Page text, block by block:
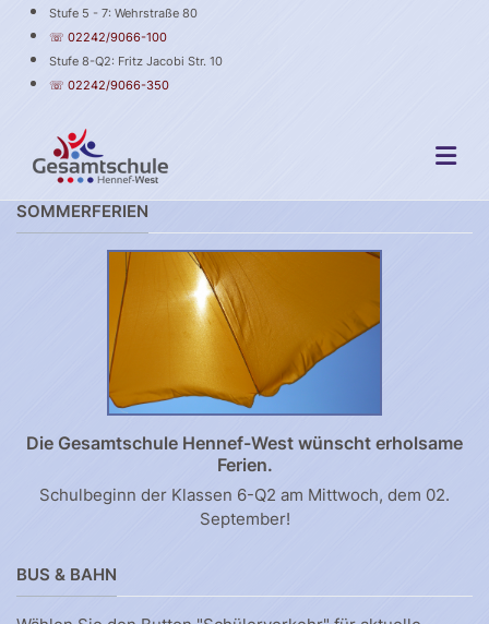
Stufe 5 - 7: Wehrstraße 80
☏ 02242/9066-100
Stufe 8-Q2: Fritz Jacobi Str. 10
☏ 02242/9066-350
SOMMERFERIEN
Die Gesamtschule Hennef-West wünscht erholsame
Ferien.
Schulbeginn der Klassen 6-Q2 am Mittwoch, dem 02.
September!
BUS & BAHN